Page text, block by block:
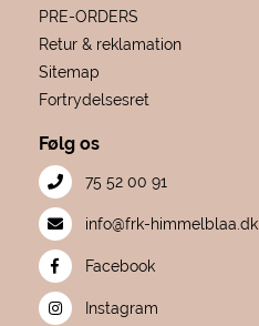
PRE-ORDERS
Retur & reklamation
Sitemap
Fortrydelsesret
Følg os
75 52 00 91
info@frk-himmelblaa.dk
Facebook
Instagram